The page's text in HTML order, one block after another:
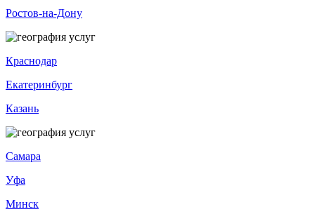
Ростов-на-Дону
Краснодар
Екатеринбург
Казань
Самара
Уфа
Минск